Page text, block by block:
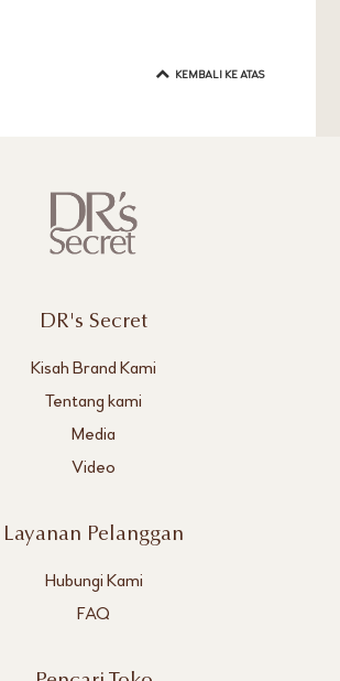
KEMBALI KE ATAS
DR's Secret
Kisah Brand Kami
Tentang kami
Media
Video
Layanan Pelanggan
Hubungi Kami
FAQ